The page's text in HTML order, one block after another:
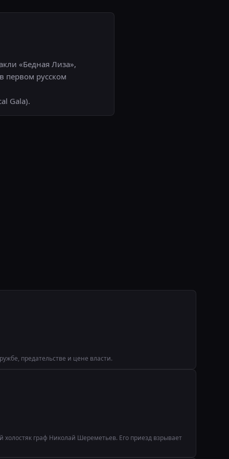
«Бедная Лиза»,
первом русском
Gala).
предательстве и цене власти.
граф Николай Шереметьев. Его приезд взрывает